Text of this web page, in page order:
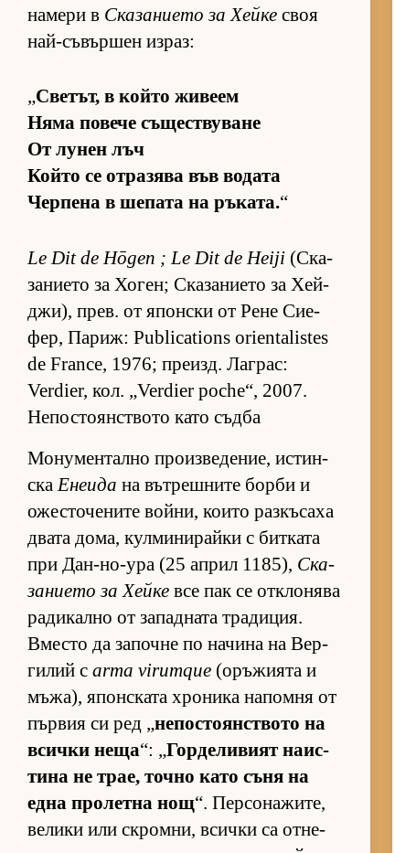
на­мери в Ска­за­ни­ето за Хейке своя
най-съ­вър­шен из­раз:
„Све­тът, в който жи­веем
Няма по­вече съ­щес­т­ву­ване
От лу­нен лъч
Който се от­ра­зява във во­дата
Чер­пена в ше­пата на ръ­ка­та.“
Le Dit de Hōgen ; Le Dit de Heiji (Ска­
за­ни­ето за Хо­ген; Ска­за­ни­ето за Хей­
джи), прев. от япон­ски от Рене Си­е­
фер, Па­риж: Publications orientalistes
de France, 1976; пре­изд. Лаг­рас:
Verdier, кол. „Verdier poche“, 2007.
Непостоянството като съдба
Мо­ну­мен­тално про­из­ве­де­ние, ис­тин­
скаЕнеида на вът­реш­ните борби и
ожес­то­че­ните вой­ни, ко­ито раз­къ­саха
двата до­ма, кул­ми­ни­райки с бит­ката
при Дан-но-ура (25 ап­рил 1185), Ска­
за­ни­ето за Хейке все пак се от­к­ло­нява
ра­ди­кално от за­пад­ната тра­ди­ция.
Вместо да за­почне по на­чина на Вер­
ги­лий с arma virumque (о­ръ­жи­ята и
мъ­жа), япон­с­ката хро­ника на­помня от
пър­вия си ред „не­пос­то­ян­с­т­вото на
всички неща“: „Гор­де­ли­вият на­ис­
тина не трае, точно като съня на
една про­летна нощ“. Пер­со­на­жи­те,
ве­лики или скром­ни, всички са от­не­